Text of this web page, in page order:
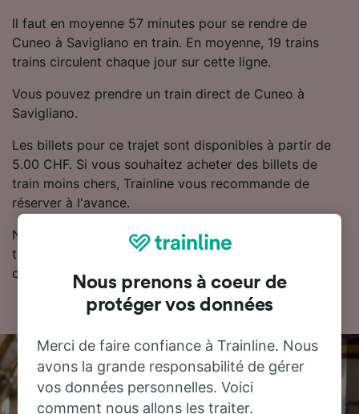
Il faut en moyenne 57 minutes pour se rendre de
Cuneo à Savigliano en train. En moyenne, 19 trains
trains circulent chaque jour sur cette ligne.
Vous pouvez prendre un train direct de Cuneo à
Savigliano.
Les billets pour ce trajet sont disponibles à partir de
5.00 CHF. Si vous souhaitez acheter des billets de
train moins chers, Trainline vous recommande de
réserver à l'avance.
Notre planificateur de voyage est l'endroit idéal pour
trouver les horaires, les billets et les tarifs les moins
chers.
Nous prenons à coeur de
protéger vos données
Merci de faire confiance à Trainline. Nous
avons la grande responsabilité de gérer
vos données personnelles. Voici
comment nous allons les traiter.